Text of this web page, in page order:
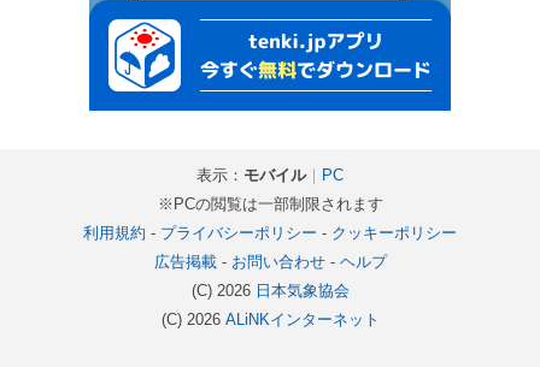
表示： モバイル｜ PC
※PCの閲覧は一部制限されます
利用規約 - プライバシーポリシー - クッキーポリシー
広告掲載- お問い合わせ- ヘルプ
(C) 2026 日本気象協会
(C) 2026 ALiNKインターネット